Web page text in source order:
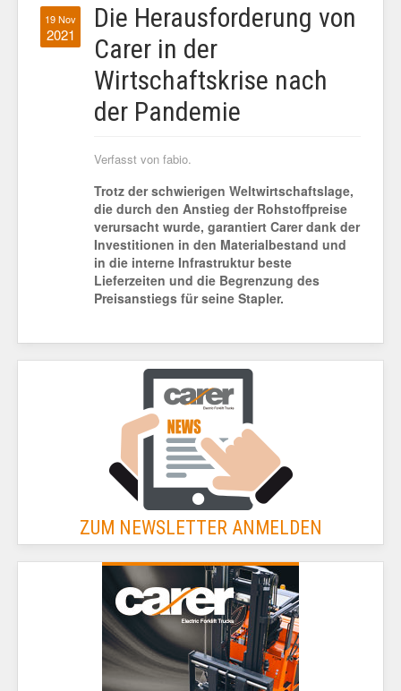
19 Nov
2021
Die Herausforderung von
Carer in der
Wirtschaftskrise nach
der Pandemie
Verfasst von fabio.
Trotz der schwierigen Weltwirtschaftslage,
die durch den Anstieg der Rohstoffpreise
verursacht wurde, garantiert Carer dank der
Investitionen in den Materialbestand und
in die interne Infrastruktur beste
Lieferzeiten und die Begrenzung des
Preisanstiegs für seine Stapler.
ZUM NEWSLETTER ANMELDEN